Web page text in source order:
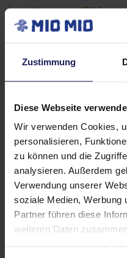
Zustimmung
Diese Webseite
Wir verwenden Cookies,
personalisieren,
zu können und die
analysieren. Außerdem
Verwendung unserer
soziale Medien, Werbung
Partner führen diese
weiteren Daten
Neueste